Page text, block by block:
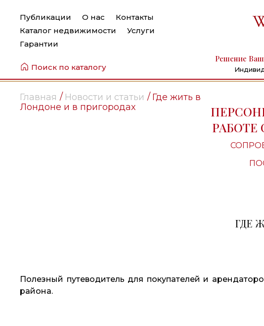
Публикации О нас
Контакты
Каталог недвижимости
Услуги
Гарантии
Поиск по каталогу
Решение
Главная Новости и статьи
Где жить в
Лондоне и в пригородах
ГДЕ
Полезный путеводитель для покупателей и
района.